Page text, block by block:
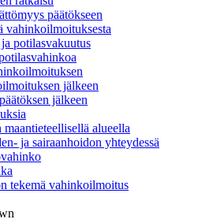
päätökseen
vahinkoilmoituksesta
potilasvakuutus
jälkeen
jälkeen
maantieteellisellä alueella
ja sairaanhoidon yhteydessä
tekemä vahinkoilmoitus